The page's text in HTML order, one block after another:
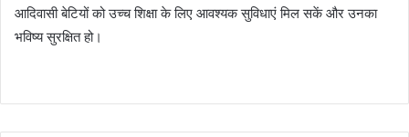
आदिवासी बेटियों को उच्च शिक्षा के लिए आवश्यक सुविधाएं मिल सकें और उनका
भविष्य सुरक्षित हो।